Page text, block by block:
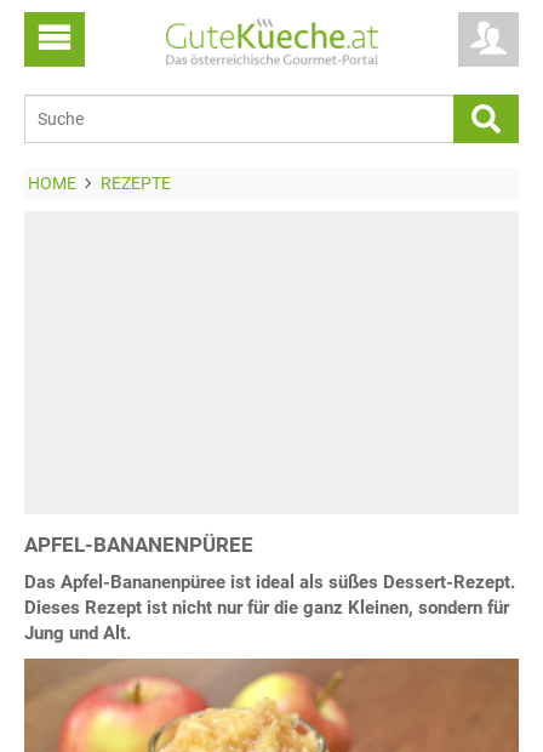
HOME REZEPTE
APFEL-BANANENPÜREE
Das Apfel-Bananenpüree ist ideal als süßes Dessert-Rezept.
Dieses Rezept ist nicht nur für die ganz Kleinen, sondern für
Jung und Alt.